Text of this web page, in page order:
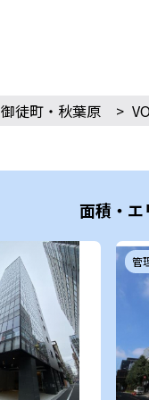
徒町・秋葉原 >
面積・エ
管